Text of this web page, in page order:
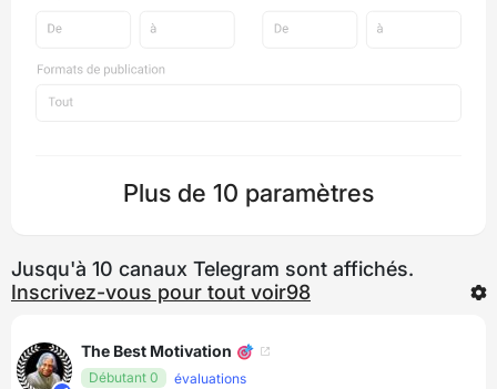
Plus de 10 paramètres
Jusqu'à 10 canaux Telegram sont affichés.
Inscrivez-vous pour tout voir98
The Best Motivation 🎯
Débutant 0 évaluations